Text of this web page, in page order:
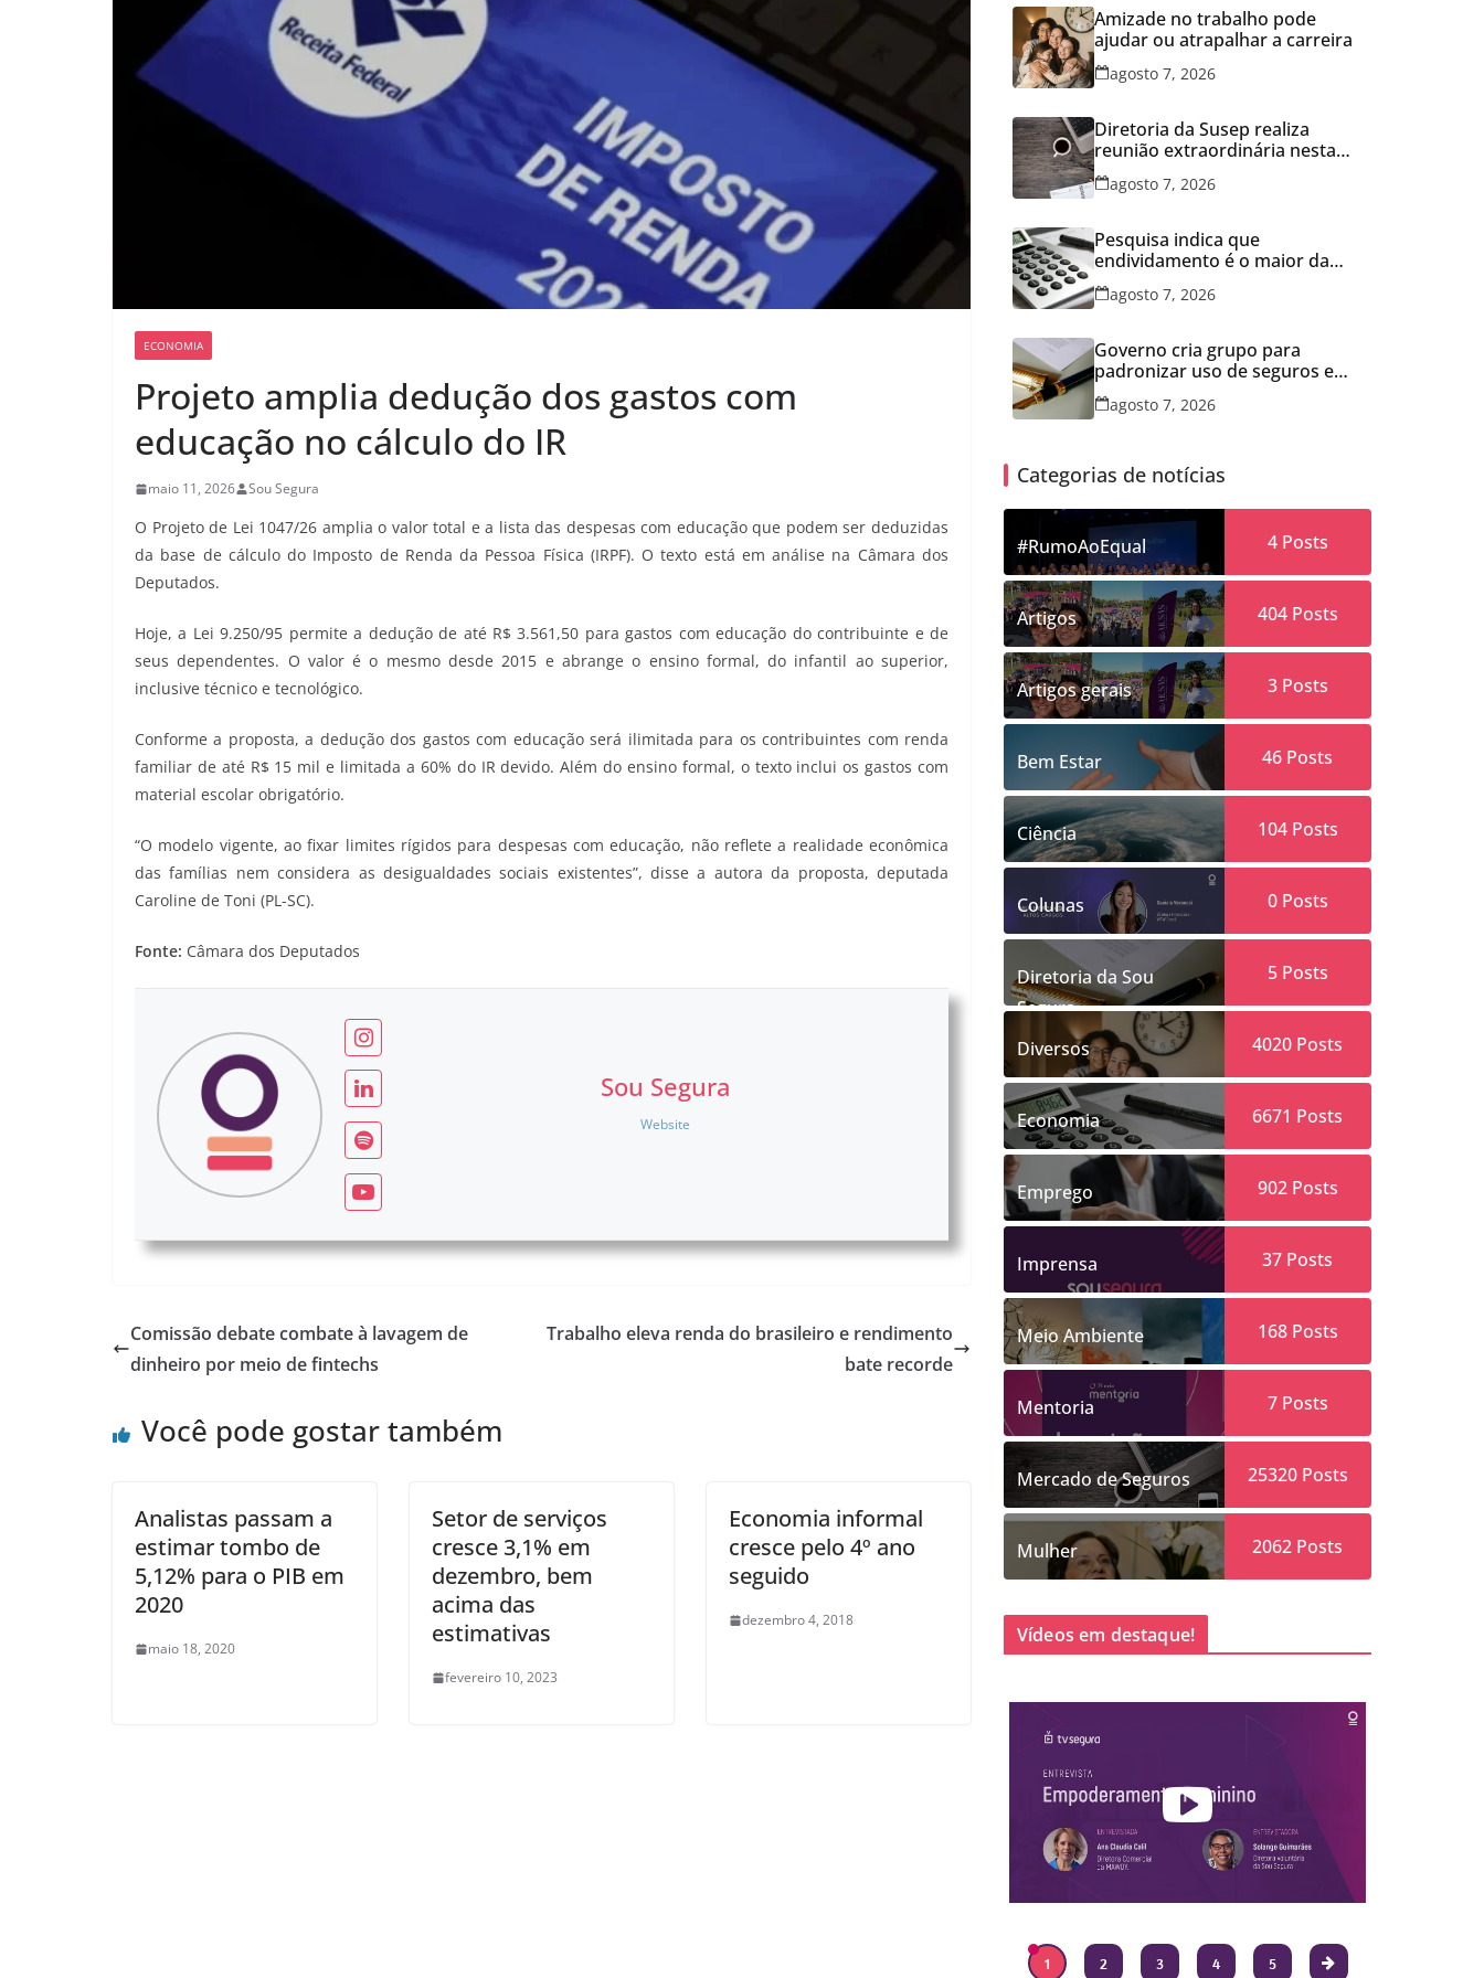
ECONOMIA
Projeto amplia dedução dos gastos com
educação no cálculo do IR
maio 11, 2026 Sou Segura
O Projeto de Lei 1047/26 amplia o valor total e a lista das despesas com educação que podem ser deduzidas
da base de cálculo do Imposto de Renda da Pessoa Física (IRPF). O texto está em análise na Câmara dos
Deputados.
Hoje, a Lei 9.250/95 permite a dedução de até R$ 3.561,50 para gastos com educação do contribuinte e de
seus dependentes. O valor é o mesmo desde 2015 e abrange o ensino formal, do infantil ao superior,
inclusive técnico e tecnológico.
Conforme a proposta, a dedução dos gastos com educação será ilimitada para os contribuintes com renda
familiar de até R$ 15 mil e limitada a 60% do IR devido. Além do ensino formal, o texto inclui os gastos com
material escolar obrigatório.
“O modelo vigente, ao fixar limites rígidos para despesas com educação, não reflete a realidade econômica
das famílias nem considera as desigualdades sociais existentes”, disse a autora da proposta, deputada
Caroline de Toni (PL-SC).
Fonte: Câmara dos Deputados
Sou Segura
Website
Comissão debate combate à lavagem de
dinheiro por meio de fintechs
Trabalho eleva renda do brasileiro e rendimento
bate recorde
Você pode gostar também
Analistas passam a
estimar tombo de
5,12% para o PIB em
2020
maio 18, 2020
Setor de serviços
cresce 3,1% em
dezembro, bem
acima das
estimativas
fevereiro 10, 2023
Economia informal
cresce pelo 4º ano
seguido
dezembro 4, 2018
Amizade no trabalho pode
ajudar ou atrapalhar a carreira
agosto 7, 2026
Diretoria da Susep realiza
reunião extraordinária nesta
sexta-feira
agosto 7, 2026
Pesquisa indica que
endividamento é o maior da
série histórica
agosto 7, 2026
Governo cria grupo para
padronizar uso de seguros em
concessões
agosto 7, 2026
Categorias de notícias
#RumoAoEqual 4Posts
Artigos 404Posts
Artigos gerais 3Posts
Bem Estar 46 Posts
Ciência 104Posts
Colunas 0Posts
Diretoria da Sou
Segura
5Posts
Diversos 4020 Posts
Economia 6671 Posts
Emprego 902Posts
Imprensa 37 Posts
Meio Ambiente 168Posts
Mentoria 7Posts
Mercado de Seguros 25320Posts
Mulher 2062 Posts
Vídeos em destaque!
1 2 3 4 5